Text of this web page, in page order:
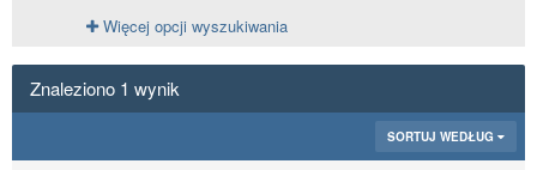
Więcej opcji wyszukiwania
Znaleziono 1 wynik
SORTUJ WEDŁUG